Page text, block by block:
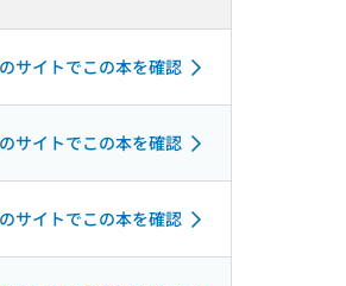
サイトでこの本を確認
サイトでこの本を確認
サイトでこの本を確認